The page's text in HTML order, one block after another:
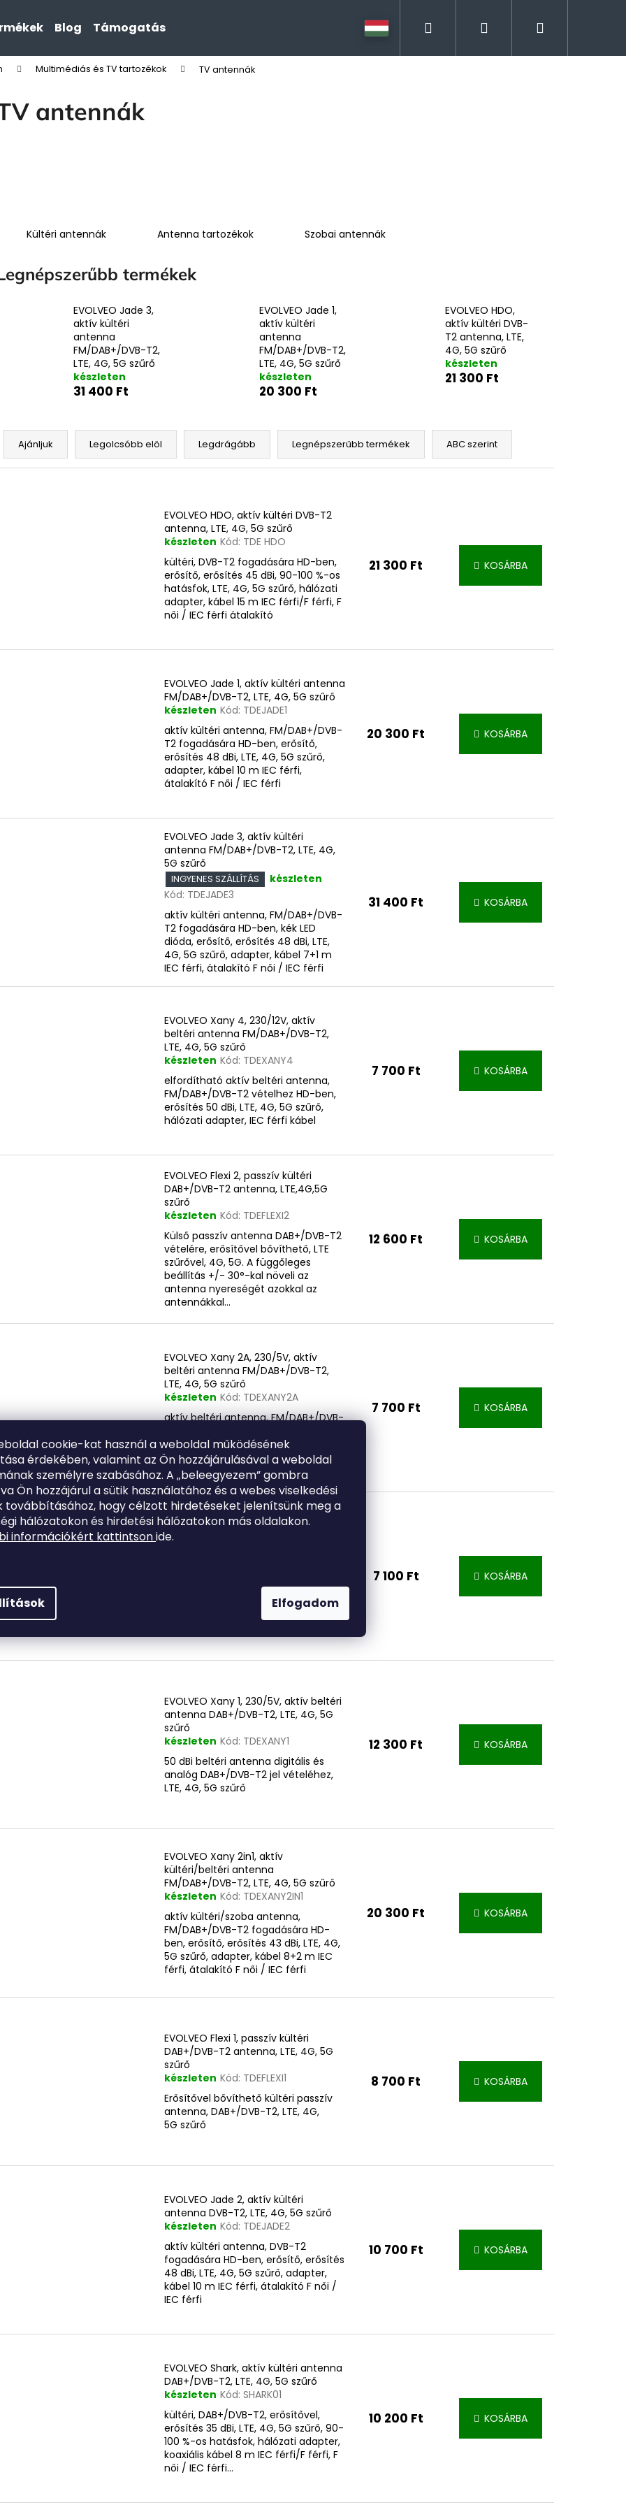
cookie-kat használ a weboldal működésének
érdekében, valamint az Ön hozzájárulásával a weboldal
személyre szabásához. A „beleegyezem” gombra
Ön hozzájárul a sütik használatához és a webes viselkedési
továbbításához, hogy célzott hirdetéseket jelenítsünk meg a
hálózatokon és hirdetési hálózatokon más oldalakon.
információkért kattintsonide.
Elfogadom
Blog Támogatás Keresés Bejelentkezés
Multimédiás és TV tartozékok TV antennák
antennák
Kültéri antennák Antenna tartozékok Szobai antennák
termékek
EVOLVEO Jade 3,
aktív kültéri
antenna
FM/DAB+/DVB-T2,
LTE, 4G, 5G szűrő
készleten
31 400 Ft
EVOLVEO Jade 1,
aktív kültéri
antenna
FM/DAB+/DVB-T2,
LTE, 4G, 5G szűrő
készleten
20 300 Ft
EVOLVEO HDO,
aktív kültéri DVB-
T2 antenna, LTE,
4G, 5G szűrő
készleten
21 300 Ft
Ajánljuk Legolcsóbb elöl Legdrágább Legnépszerűbb termékek ABC szerint
EVOLVEO HDO, aktív kültéri DVB-T2
antenna, LTE, 4G, 5G szűrő
készleten Kód: TDE HDO
kültéri, DVB-T2 fogadására HD-ben,
erősítő, erősítés 45 dBi, 90-100 %-os
hatásfok, LTE, 4G, 5G szűrő, hálózati
adapter, kábel 15 m IEC férfi/F férfi, F
női / IEC férfi átalakító
21 300 Ft KOSÁRBA
EVOLVEO Jade 1, aktív kültéri antenna
FM/DAB+/DVB-T2, LTE, 4G, 5G szűrő
készleten Kód: TDEJADE1
aktív kültéri antenna, FM/DAB+/DVB-
T2 fogadására HD-ben, erősítő,
erősítés 48 dBi, LTE, 4G, 5G szűrő,
adapter, kábel 10 m IEC férfi,
átalakító F női / IEC férfi
20 300 Ft KOSÁRBA
EVOLVEO Jade 3, aktív kültéri
antenna FM/DAB+/DVB-T2, LTE, 4G,
5G szűrő
INGYENES SZÁLLÍTÁS
készleten
Kód: TDEJADE3
aktív kültéri antenna, FM/DAB+/DVB-
T2 fogadására HD-ben, kék LED
dióda, erősítő, erősítés 48 dBi, LTE,
4G, 5G szűrő, adapter, kábel 7+1 m
IEC férfi, átalakító F női / IEC férfi
31 400 Ft KOSÁRBA
EVOLVEO Xany 4, 230/12V, aktív
beltéri antenna FM/DAB+/DVB-T2,
LTE, 4G, 5G szűrő
készleten Kód: TDEXANY4
elfordítható aktív beltéri antenna,
FM/DAB+/DVB-T2 vételhez HD-ben,
erősítés 50 dBi, LTE, 4G, 5G szűrő,
hálózati adapter, IEC férfi kábel
7 700 Ft KOSÁRBA
EVOLVEO Flexi 2, passzív kültéri
DAB+/DVB-T2 antenna, LTE,4G,5G
szűrő
készleten Kód: TDEFLEXI2
Külső passzív antenna DAB+/DVB-T2
vételére, erősítővel bővíthető, LTE
szűrővel, 4G, 5G. A függőleges
beállítás +/- 30°-kal növeli az
antenna nyereségét azokkal az
antennákkal...
12 600 Ft KOSÁRBA
EVOLVEO Xany 2A, 230/5V, aktív
beltéri antenna FM/DAB+/DVB-T2,
LTE, 4G, 5G szűrő
készleten Kód: TDEXANY2A
aktív beltéri antenna, FM/DAB+/DVB-
4G, 5G szűrő, hálózati adapter, IEC
dugós kábel
7 700 Ft KOSÁRBA
EVOLVEO Xany 2C LTE 230/5V, aktív
beltéri antenna FM/DAB+/DVB-T/T2,
aktív beltéri antenna, FM/DAB+/DVB-
T2 vételhez HD-ben, 41 dBi erősítés,
LTE szűrő, hálózati adapter, IEC férfi
7 100 Ft KOSÁRBA
EVOLVEO Xany 1, 230/5V, aktív beltéri
antenna DAB+/DVB-T2, LTE, 4G, 5G
szűrő
készleten Kód: TDEXANY1
50 dBi beltéri antenna digitális és
analóg DAB+/DVB-T2 jel vételéhez,
LTE, 4G, 5G szűrő
12 300 Ft KOSÁRBA
EVOLVEO Xany 2in1, aktív
kültéri/beltéri antenna
FM/DAB+/DVB-T2, LTE, 4G, 5G szűrő
készleten Kód: TDEXANY2IN1
aktív kültéri/szoba antenna,
FM/DAB+/DVB-T2 fogadására HD-
ben, erősítő, erősítés 43 dBi, LTE, 4G,
5G szűrő, adapter, kábel 8+2 m IEC
férfi, átalakító F női / IEC férfi
20 300 Ft KOSÁRBA
EVOLVEO Flexi 1, passzív kültéri
DAB+/DVB-T2 antenna, LTE, 4G, 5G
szűrő
készleten Kód: TDEFLEXI1
Erősítővel bővíthető kültéri passzív
antenna, DAB+/DVB-T2, LTE, 4G,
5G szűrő
8 700 Ft KOSÁRBA
EVOLVEO Jade 2, aktív kültéri
antenna DVB-T2, LTE, 4G, 5G szűrő
készleten Kód: TDEJADE2
aktív kültéri antenna, DVB-T2
fogadására HD-ben, erősítő, erősítés
48 dBi, LTE, 4G, 5G szűrő, adapter,
kábel 10 m IEC férfi, átalakító F női /
IEC férfi
10 700 Ft KOSÁRBA
EVOLVEO Shark, aktív kültéri antenna
DAB+/DVB-T2, LTE, 4G, 5G szűrő
készleten Kód: SHARK01
kültéri, DAB+/DVB-T2, erősítővel,
erősítés 35 dBi, LTE, 4G, 5G szűrő, 90-
100 %-os hatásfok, hálózati adapter,
koaxiális kábel 8 m IEC férfi/F férfi, F
női / IEC férfi...
10 200 Ft KOSÁRBA
Mit keres?